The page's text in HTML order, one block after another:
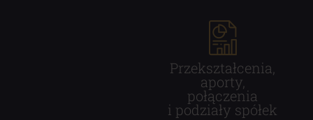
Przekształcenia,
aporty,
połączenia
i podziały spółek